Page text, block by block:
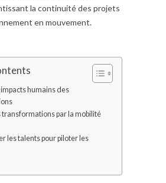
la continuité des projets
en mouvement.
humains des
transformations par la mobilité
les talents pour piloter les